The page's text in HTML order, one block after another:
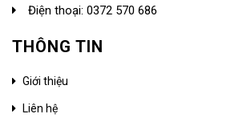
Điện thoại: 0372 570 686
THÔNG TIN
Giới thiệu
Liên hệ